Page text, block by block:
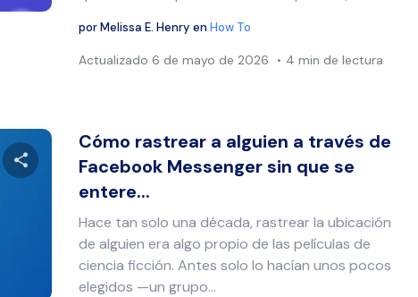
porMelissa E. Henry enHow To
Actualizado 6 de mayo de 2026 4 min de lectura
Facebook Copiar enlace
Cómo rastrear a alguien a través de
Facebook Messenger sin que se
entere...
Hace tan solo una década, rastrear la ubicación
de alguien era algo propio de las películas de
ciencia ficción. Antes solo lo hacían unos pocos
elegidos —un grupo…